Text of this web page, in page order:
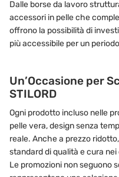
Dalle borse da lavoro
accessori in pelle che
offrono la possibilità di
più accessibile per un
Un’Occasione per
STILORD
Ogni prodotto incluso nelle
pelle vera, design senza
reale. Anche a prezzo
standard di qualità e cura
Le promozioni non seguono